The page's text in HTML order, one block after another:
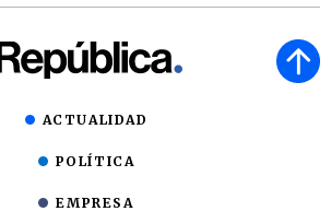
ACTUALIDAD
POLÍTICA
EMPRESA